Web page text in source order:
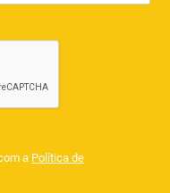
a Política de